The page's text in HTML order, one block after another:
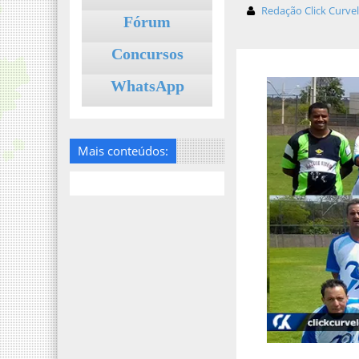
Fórum
Concursos
WhatsApp
Mais conteúdos:
Redação Click